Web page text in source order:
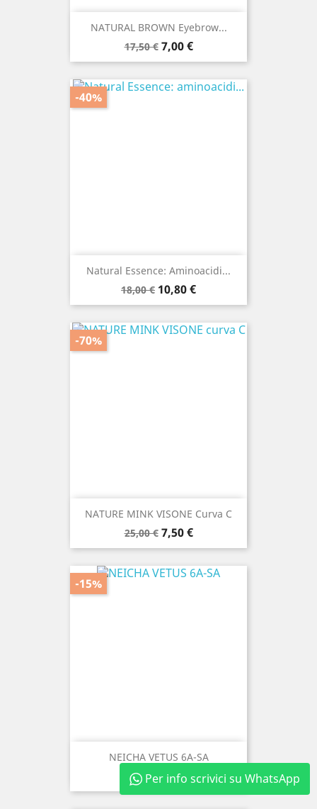
Per info scrivici su WhatsApp
NATURAL BROWN Eyebrow...
Prezzo
base
17,50 € Prezzo
7,00 €
Natural Essence: Aminoacidi...
Prezzo
base
18,00 € Prezzo
10,80 €
-40%
NATURE MINK VISONE Curva C
Prezzo
base
25,00 € Prezzo
7,50 €
-70%
NEICHA VETUS 6A-SA
Prezzo
base
17,00 €Prezzo
14,45 €
-15%